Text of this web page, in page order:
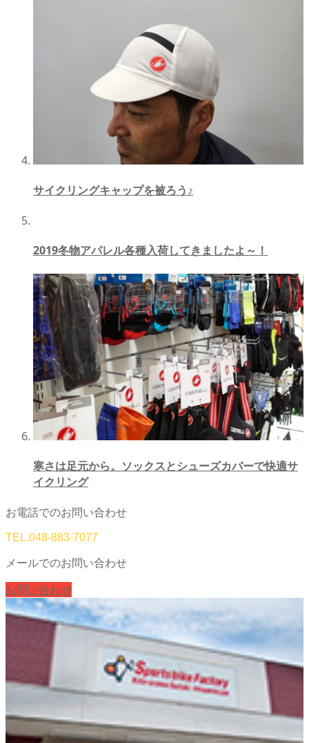
サイクリングキャップを被ろう♪
2019冬物アパレル各種入荷してきましたよ～！
寒さは足元から。ソックスとシューズカバーで快適サ
イクリング
お電話でのお問い合わせ
TEL.048-883-7077
メールでのお問い合わせ
お問い合わせ